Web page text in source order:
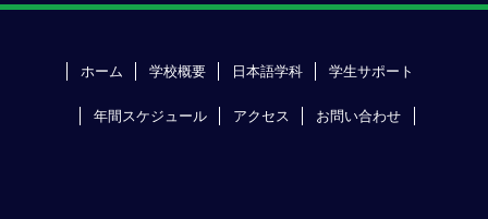
ホーム 学校概要 日本語学科 学生サポート
年間スケジュール アクセス お問い合わせ